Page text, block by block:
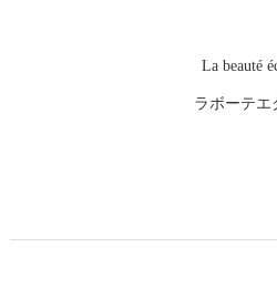
La beauté
ラボーテエ